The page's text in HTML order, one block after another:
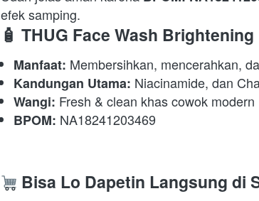
efek samping.
🧴 THUG Face Wash Brightening
Manfaat: Membersihkan, mencerahkan,
Kandungan Utama: Niacinamide, dan
Wangi: Fresh & clean khas cowok modern
BPOM: NA18241203469
Bisa Lo Dapetin Langsung di